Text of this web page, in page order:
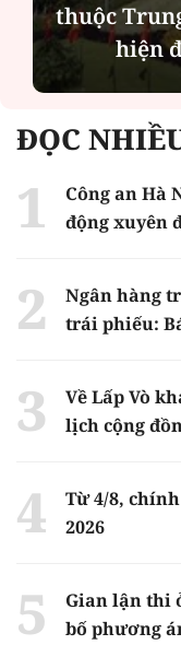
Cần
ĐỌC
Công an Hà
động xuyên
Ngân hàng
trái phiếu:
Về Lấp Vò
lịch cộng
Từ 4/8,
2026
Gian lận thi
bố phương